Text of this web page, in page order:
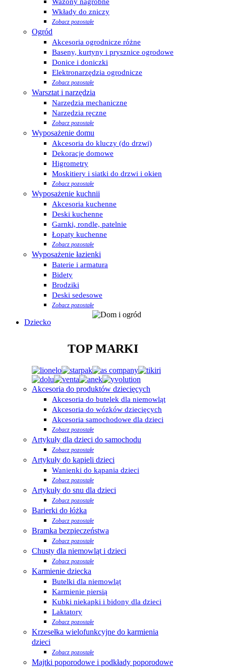
Wkłady do zniczy
Zobacz pozostałe
Ogród
Akcesoria ogrodnicze różne
Baseny, kurtyny i prysznice ogrodowe
Donice i doniczki
Elektronarzędzia ogrodnicze
Zobacz pozostałe
Warsztat i narzędzia
Narzędzia mechaniczne
Narzędzia ręczne
Zobacz pozostałe
Wyposażenie domu
Akcesoria do kluczy (do drzwi)
Dekoracje domowe
Higrometry
Moskitiery i siatki do drzwi i okien
Zobacz pozostałe
Wyposażenie kuchnii
Akcesoria kuchenne
Deski kuchenne
Garnki, rondle, patelnie
Łopaty kuchenne
Zobacz pozostałe
Wyposażenie łazienki
Baterie i armatura
Bidety
Brodziki
Deski sedesowe
Zobacz pozostałe
Dziecko
TOP MARKI
Akcesoria do produktów dziecięcych
Akcesoria do butelek dla niemowląt
Akcesoria do wózków dziecięcych
Akcesoria samochodowe dla dzieci
Zobacz pozostałe
Artykuły dla dzieci do samochodu
Zobacz pozostałe
Artykuły do kąpieli dzieci
Wanienki do kąpania dzieci
Zobacz pozostałe
Artykuły do snu dla dzieci
Zobacz pozostałe
Barierki do łóżka
Zobacz pozostałe
Bramka bezpieczeństwa
Zobacz pozostałe
Chusty dla niemowląt i dzieci
Zobacz pozostałe
Karmienie dziecka
Butelki dla niemowląt
Karmienie piersią
Kubki niekapki i bidony dla dzieci
Laktatory
Zobacz pozostałe
Krzesełka wielofunkcyjne do karmienia
dzieci
Zobacz pozostałe
Majtki poporodowe i podkłady poporodowe